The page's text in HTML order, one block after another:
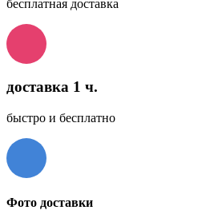
бесплатная доставка
доставка 1 ч.
быстро и бесплатно
Фото доставки